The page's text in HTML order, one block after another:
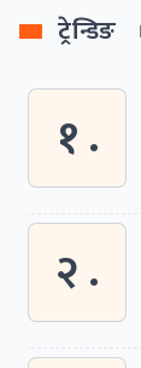
ट्रेन्डिङ
१ .
२ .